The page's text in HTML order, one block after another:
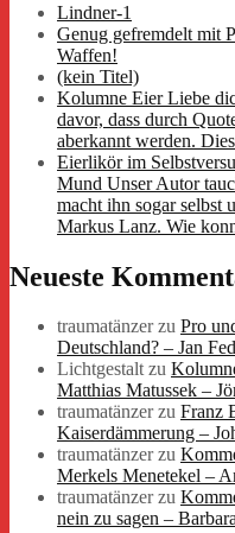
Lindner-1
Genug gefremdelt mit
Waffen!
(kein Titel)
Kolumne Eier Liebe
davor, dass durch
aberkannt werden.
Eierlikör im
Mund Unser Autor
macht ihn sogar selbst
Markus Lanz. Wie
Neueste
traumatänzerzu Pro
Deutschland? – Jan
Lichtgestaltzu
Matthias Matussek –
traumatänzerzu Franz
Kaiserdämmerung –
traumatänzerzu
Merkels Menetekel –
traumatänzerzu
nein zu sagen –